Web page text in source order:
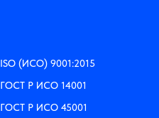
ISO (ИСО) 9001:2015
ГОСТ Р ИСО 14001
ГОСТ Р ИСО 45001